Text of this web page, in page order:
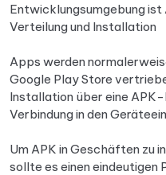
Entwicklungsumgebung ist
Verteilung und Installation
Apps werden
Google Play Store
Installation über eine
Verbindung in den
Um APK in Geschäften zu
sollte es einen eindeutigen